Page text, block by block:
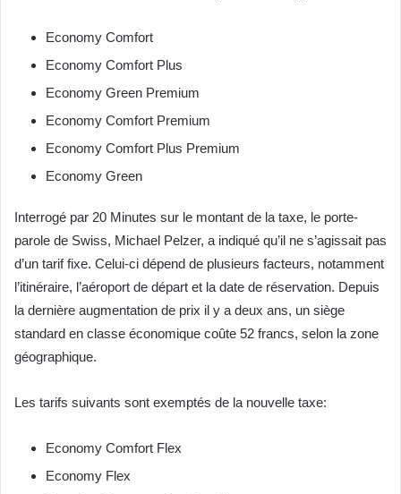
Economy Comfort
Economy Comfort Plus
Economy Green Premium
Economy Comfort Premium
Economy Comfort Plus Premium
Economy Green
Interrogé par 20 Minutes sur le montant de la taxe, le porte-
parole de Swiss, Michael Pelzer, a indiqué qu’il ne s’agissait pas
d’un tarif fixe. Celui-ci dépend de plusieurs facteurs, notamment
l’itinéraire, l’aéroport de départ et la date de réservation. Depuis
la dernière augmentation de prix il y a deux ans, un siège
standard en classe économique coûte 52 francs, selon la zone
géographique.
Les tarifs suivants sont exemptés de la nouvelle taxe:
Economy Comfort Flex
Economy Flex